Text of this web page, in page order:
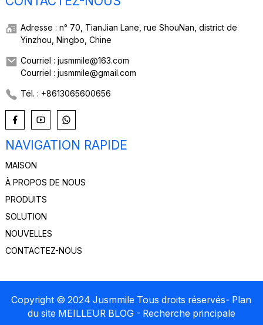
Adresse : n° 70, TianJian Lane, rue ShouNan, district de
Yinzhou, Ningbo, Chine
Courriel : jusmmile@163.com
Courriel : jusmmile@gmail.com
Tél. : +8613065600656
NAVIGATION RAPIDE
MAISON
À PROPOS DE NOUS
PRODUITS
SOLUTION
NOUVELLES
CONTACTEZ-NOUS
Copyright © 2024 Jusmmile Tous droits réservés- Plan
du site MEILLEUR BLOG - Recherche principale